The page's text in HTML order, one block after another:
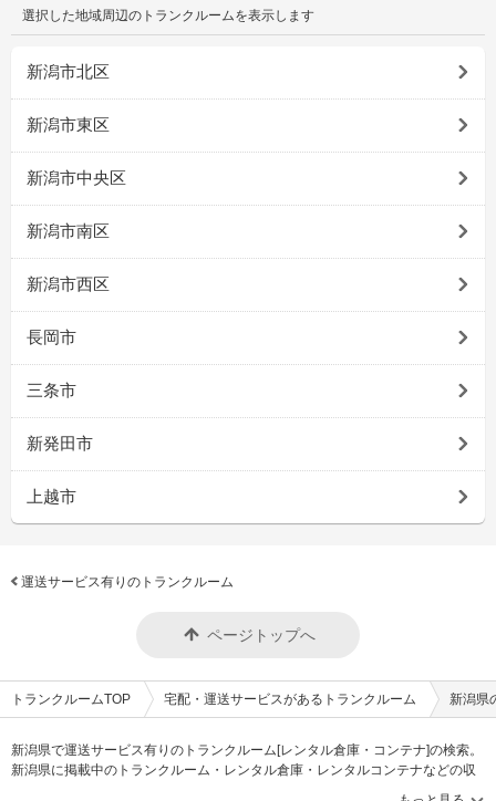
選択した地域周辺のトランクルームを表示します
新潟市北区
新潟市東区
新潟市中央区
新潟市南区
新潟市西区
長岡市
三条市
新発田市
上越市
運送サービス有りのトランクルーム
ページトップへ
トランクルームTOP 宅配・運送サービスがあるトランクルーム 新潟県
新潟県で運送サービス有りのトランクルーム[レンタル倉庫・コンテナ]の検索。
新潟県に掲載中のトランクルーム・レンタル倉庫・レンタルコンテナなどの収
納スペースを、借りたい地域から探して、広さ・料金[賃料]・セキュリティ・防